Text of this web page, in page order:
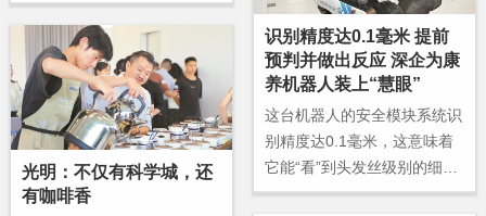
关注的现象是：以创想三维、
拓竹科技、纵维立方、智能派
为代表的“深圳四大天王”，已
经在全球消费级3D打印市场
占据举足轻重的位置。
识别精度达0.1毫米 提前
预判并做出反应 深企为康
养机器人装上“慧眼”
这台机器人的安全模块系统识
别精度达0.1毫米，这意味着
它能“看”到头发丝级别的细微
变化，在障碍物还很小或很远
光明：不仅有科学城，还
有咖啡香